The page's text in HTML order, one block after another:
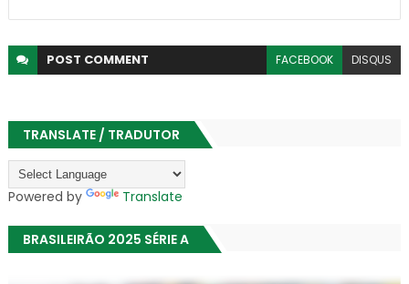
POST COMMENT FACEBOOK DISQUS
TRANSLATE / TRADUTOR
Powered by Translate
BRASILEIRÃO 2025 SÉRIE A